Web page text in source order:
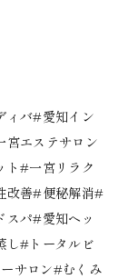
ィバ#愛知イン
宮エステサロン
ト#一宮リラク
改善#便秘解消#
パ#愛知ヘッ
し#トータルビ
サロン#むくみ